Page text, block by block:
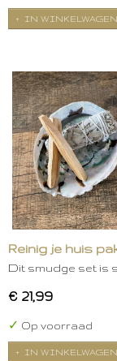
IN WINKELWAGEN
Reinig je huis
Dit smudge set is
€ 21,99
✓ Op voorraad
IN WINKELWAGEN